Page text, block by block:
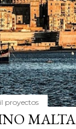
proyectos
MALTA